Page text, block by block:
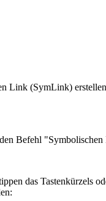
Link (SymLink)
Befehl
das Tastenkürzels